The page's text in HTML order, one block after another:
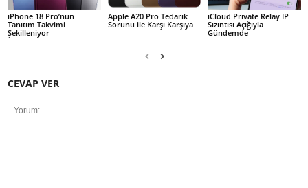
iPhone 18 Pro’nun
Tanıtım Takvimi
Şekilleniyor
Apple A20 Pro Tedarik
Sorunu ile Karşı Karşıya
iCloud Private Relay IP
Sızıntısı Açığıyla
Gündemde
CEVAP VER